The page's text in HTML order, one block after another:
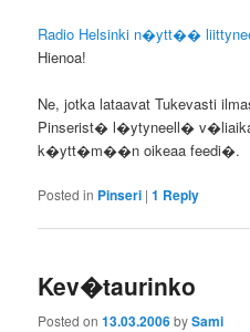
Radio Helsinki n�ytt��
Hienoa!
Ne, jotka lataavat Tukevasti
Pinserist� l�ytyneell�
k�ytt�m��n oikeaa feedi�.
Posted in Pinseri |1 Reply
Kev�taurinko
Posted on13.03.2006bySami